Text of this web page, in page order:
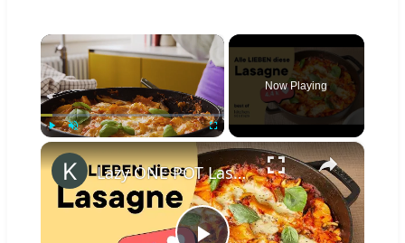
×
Play Unmute Fullscreen
Now Playing
×
Lazy ONE POT Lasagne | BEST of Kitchen Stories